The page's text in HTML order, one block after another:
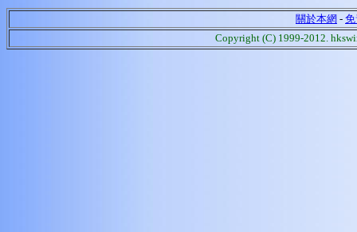
關於本網 -
Copyright (C) 1999-2012.